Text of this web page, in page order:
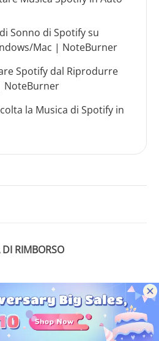
Sonno di Spotify su
Mac | NoteBurner
Spotify dal Riprodurre
NoteBurner
la Musica di Spotify in
RIMBORSO
DA MILIONI